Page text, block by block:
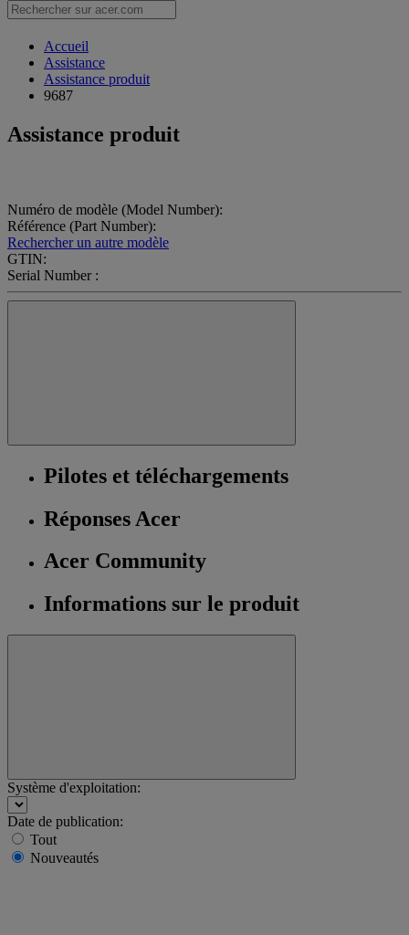
Accueil
Assistance
Assistance produit
9687
Assistance produit
Numéro de modèle (Model Number):
Référence (Part Number):
Rechercher un autre modèle
GTIN:
Serial Number :
Pilotes et téléchargements
Réponses Acer
Acer Community
Informations sur le produit
Système d'exploitation:
Date de publication:
Tout
Nouveautés